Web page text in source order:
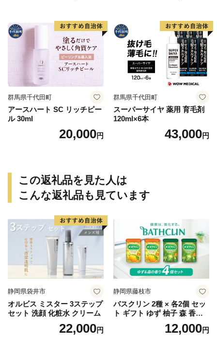
群馬県千代田町
アースハート SC リッチピー
ル 30ml
20,000円
群馬県千代田町
スーパーサイヤ 薬用 育毛剤
120ml×6本
43,000円
この返礼品を見た人は
こんな返礼品も見ています
静岡県袋井市
オルビス ミスター 3ステップ
セット 洗顔 化粧水 クリーム
22,000円
静岡県藤枝市
バスクリン 2種 × 各2個 セッ
ト ギフト ゆず 柚子 森 香り
日用品 お風呂 バス用品 温活
アロマ 香り まとめ買い静岡
12,000円